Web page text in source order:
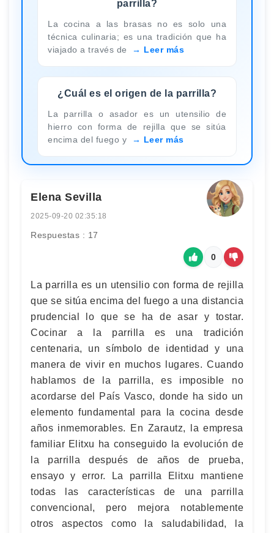
parrilla?
La cocina a las brasas no es solo una
técnica culinaria; es una tradición que ha
viajado a través de
Leer más
¿Cuál es el origen de la parrilla?
La parrilla o asador es un utensilio de
hierro con forma de rejilla que se sitúa
encima del fuego y
Leer más
Elena Sevilla
2025-09-20 02:35:18
Respuestas : 17
0
La parrilla es un utensilio con forma de rejilla
que se sitúa encima del fuego a una distancia
prudencial lo que se ha de asar y tostar.
Cocinar a la parrilla es una tradición
centenaria, un símbolo de identidad y una
manera de vivir en muchos lugares. Cuando
hablamos de la parrilla, es imposible no
acordarse del País Vasco, donde ha sido un
elemento fundamental para la cocina desde
años inmemorables. En Zarautz, la empresa
familiar Elitxu ha conseguido la evolución de
la parrilla después de años de prueba,
ensayo y error. La parrilla Elitxu mantiene
todas las características de una parrilla
convencional, pero mejora notablemente
otros aspectos como la saludabilidad, la